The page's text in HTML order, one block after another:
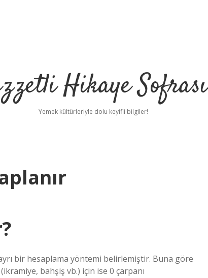
Hikaye Sofrası
Yemek kültürleriyle dolu keyifli bilgiler!
bir hesaplama yöntemi belirlemiştir. Buna göre
bahşiş vb.) için ise 0 çarpanı